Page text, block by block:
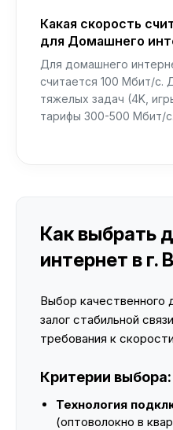
Какая скорость
для Домашнего
Для домашнего
считается 100 Мбит/с.
тяжелых задач (4K,
тарифы 300-500 Мбит/с.
Как выбрать
интернет в г.
Выбор
залог стабильной
требования к
Критерии выбора:
Технология
(оптоволокно в